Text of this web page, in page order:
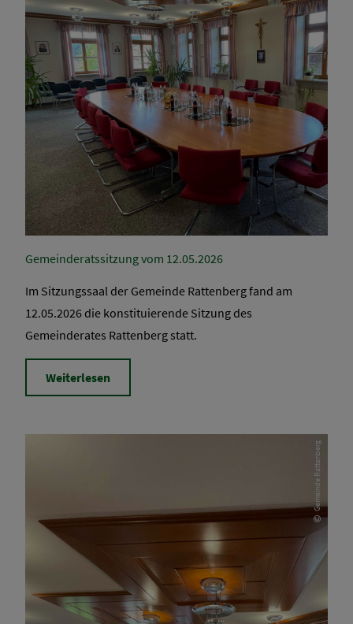
Gemeinderatssitzung vom 12.05.2026
Im Sitzungssaal der Gemeinde Rattenberg fand am
12.05.2026 die konstituierende Sitzung des
Gemeinderates Rattenberg statt.
Weiterlesen
Gemeinde Rattenberg